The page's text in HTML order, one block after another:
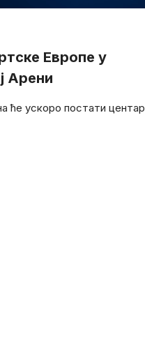
Европе у
Арени
ће ускоро постати центар